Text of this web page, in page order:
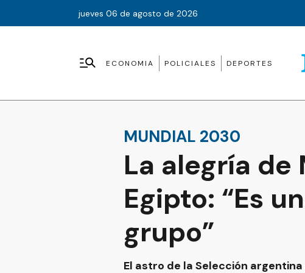
jueves 06 de agosto de 2026
ECONOMIA POLICIALES DEPORTES
MUNDIAL 2030
La alegría
Egipto: “Es
grupo”
El astro de la Selección